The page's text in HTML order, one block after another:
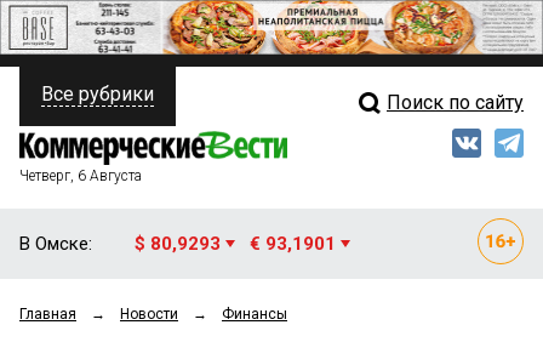
ПОЛИТИКА
ФИНАНСЫ
ОБЩЕСТВО
Свежий выпуск
Все рубрики Поиск по сайту
Четверг, 6 Августа
В Омске: $ 80,9293 € 93,1901
Главная → Новости → Финансы